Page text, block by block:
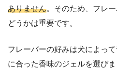
ありません。そのため、フレ
どうかは重要です。
フレーバーの好みは犬によっ
に合った香味のジェルを選びま